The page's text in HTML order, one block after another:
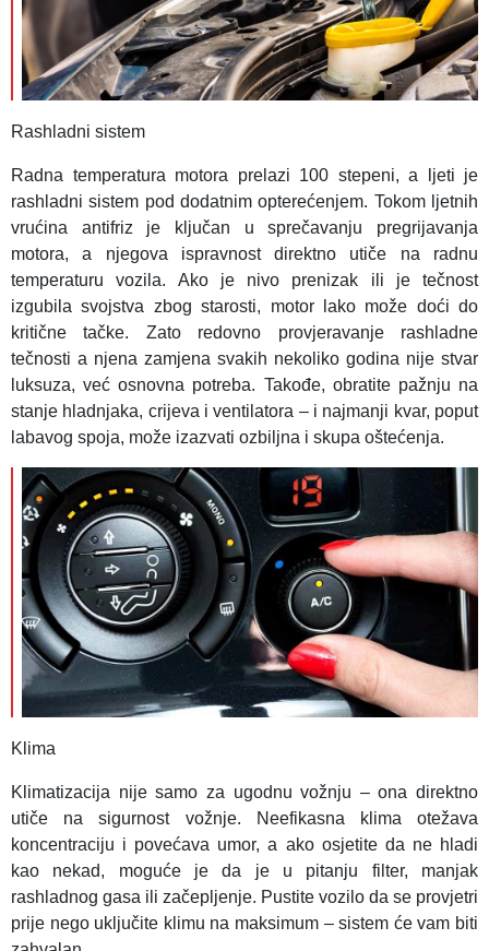
Rashladni sistem
Radna temperatura motora prelazi 100 stepeni, a ljeti je
rashladni sistem pod dodatnim opterećenjem. Tokom ljetnih
vrućina antifriz je ključan u sprečavanju pregrijavanja
motora, a njegova ispravnost direktno utiče na radnu
temperaturu vozila. Ako je nivo prenizak ili je tečnost
izgubila svojstva zbog starosti, motor lako može doći do
kritične tačke. Zato redovno provjeravanje rashladne
tečnosti a njena zamjena svakih nekoliko godina nije stvar
luksuza, već osnovna potreba. Takođe, obratite pažnju na
stanje hladnjaka, crijeva i ventilatora – i najmanji kvar, poput
labavog spoja, može izazvati ozbiljna i skupa oštećenja.
Klima
Klimatizacija nije samo za ugodnu vožnju – ona direktno
utiče na sigurnost vožnje. Neefikasna klima otežava
koncentraciju i povećava umor, a ako osjetite da ne hladi
kao nekad, moguće je da je u pitanju filter, manjak
rashladnog gasa ili začepljenje. Pustite vozilo da se provjetri
prije nego uključite klimu na maksimum – sistem će vam biti